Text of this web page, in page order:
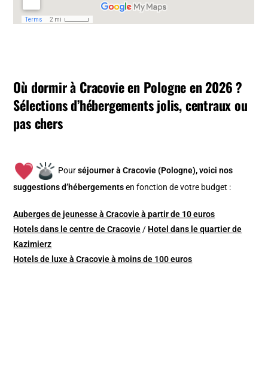
Où dormir à Cracovie en Pologne en 2026 ?
Sélections d’hébergements jolis, centraux ou
pas chers
Pourséjourner à Cracovie (Pologne), voici nos
suggestions d’hébergements en fonction de votre budget :
Auberges de jeunesse à Cracovie à partir de 10 euros
Hotels dans le centre de Cracovie / Hotel dans le quartier de
Kazimierz
Hotels de luxe à Cracovie à moins de 100 euros